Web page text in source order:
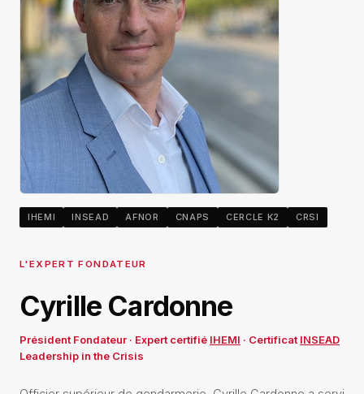
IHEMI INSEAD AFNOR CNAPS CERCLE K2 CRSI
L'EXPERT FONDATEUR
Cyrille Cardonne
Président Fondateur · Expert certifié IHEMI · Certificat INSEAD
Leadership in the Crisis